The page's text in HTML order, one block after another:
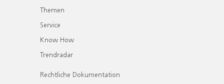
Themen
Service
Know How
Trendradar
Rechtliche Dokumentation